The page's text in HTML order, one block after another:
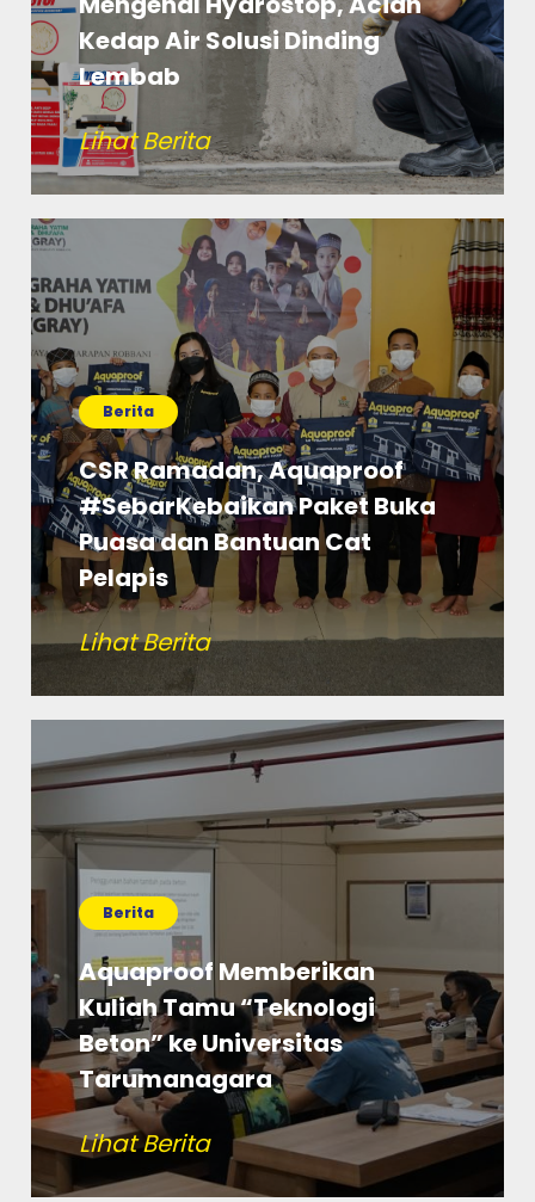
Kedap Air Solusi Dinding
Lembab
Lihat Berita
Berita
CSR Ramadan, Aquaproof
#SebarKebaikan Paket Buka
Puasa dan Bantuan Cat
Pelapis
Lihat Berita
Berita
Aquaproof Memberikan
Kuliah Tamu “Teknologi
Beton” ke Universitas
Tarumanagara
Lihat Berita